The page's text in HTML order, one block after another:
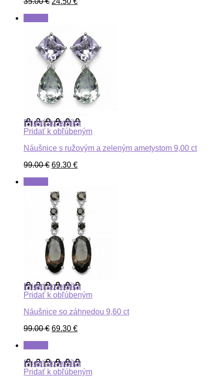
Pridať do košíka
Pridať k obľúbeným
Náušnice s ružovým a zeleným ametystom 9,00 ct
99.00€ 69.30 €
Pridať do košíka
Pridať k obľúbeným
Náušnice so záhnedou 9,60 ct
99.00€ 69.30 €
Pridať do košíka
Pridať k obľúbeným